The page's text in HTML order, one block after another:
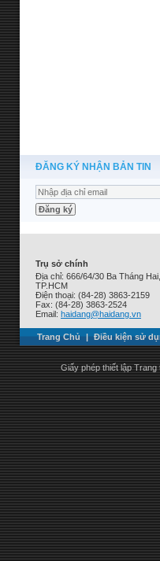
ĐĂNG KÝ NHẬN BẢN TIN
Trụ sở chính
Địa chỉ: 666/64/30 Ba Tháng
TP.HCM
Điện thoại: (84-28) 3863-2159
Fax: (84-28) 3863-2524
Email: haidang@haidang.vn
Trang Chủ | Điều kiện sử
Giấy phép thiết lập